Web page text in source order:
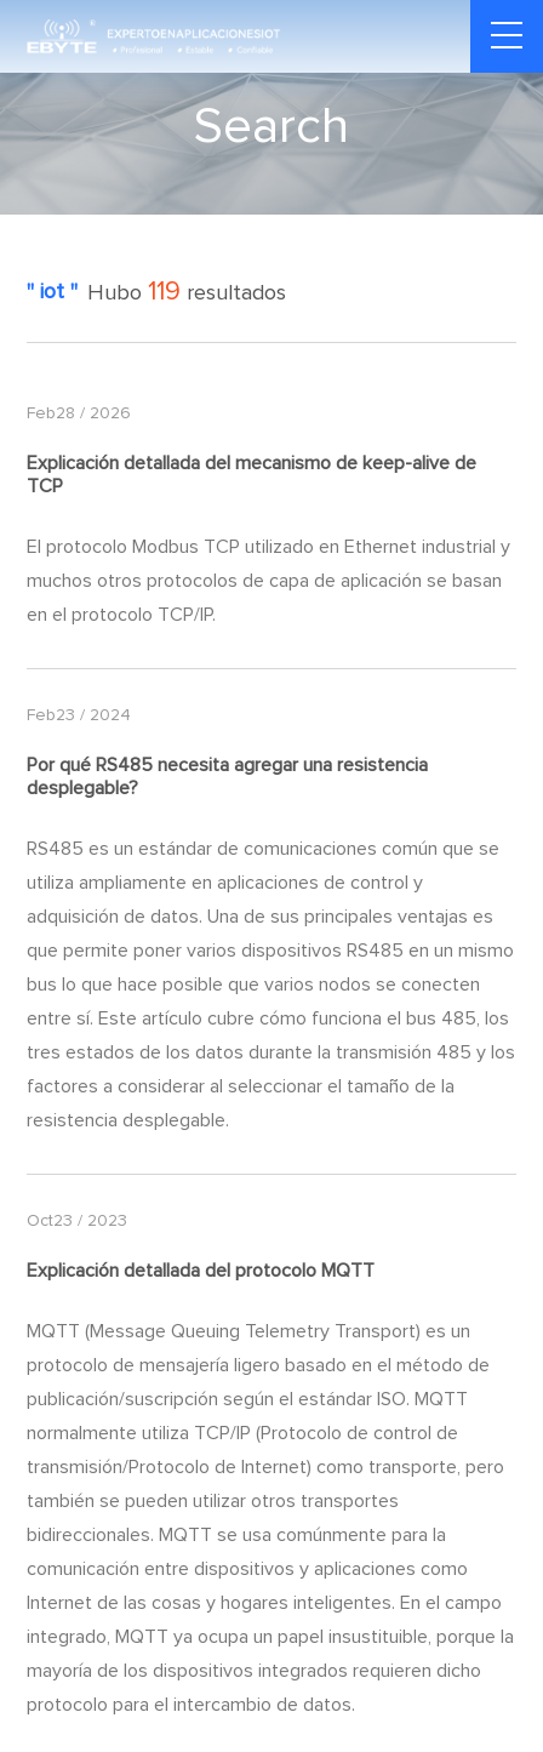
Search
" iot " Hubo119 resultados
Feb28 / 2026
Explicación detallada del mecanismo de keep-alive de
TCP
El protocolo Modbus TCP utilizado en Ethernet industrial y
muchos otros protocolos de capa de aplicación se basan
en el protocolo TCP/IP.
Feb23 / 2024
Por qué RS485 necesita agregar una resistencia
desplegable?
RS485 es un estándar de comunicaciones común que se
utiliza ampliamente en aplicaciones de control y
adquisición de datos. Una de sus principales ventajas es
que permite poner varios dispositivos RS485 en un mismo
bus lo que hace posible que varios nodos se conecten
entre sí. Este artículo cubre cómo funciona el bus 485, los
tres estados de los datos durante la transmisión 485 y los
factores a considerar al seleccionar el tamaño de la
resistencia desplegable.
Oct23 / 2023
Explicación detallada del protocolo MQTT
MQTT (Message Queuing Telemetry Transport) es un
protocolo de mensajería ligero basado en el método de
publicación/suscripción según el estándar ISO. MQTT
normalmente utiliza TCP/IP (Protocolo de control de
transmisión/Protocolo de Internet) como transporte, pero
también se pueden utilizar otros transportes
bidireccionales. MQTT se usa comúnmente para la
comunicación entre dispositivos y aplicaciones como
Internet de las cosas y hogares inteligentes. En el campo
integrado, MQTT ya ocupa un papel insustituible, porque la
mayoría de los dispositivos integrados requieren dicho
protocolo para el intercambio de datos.